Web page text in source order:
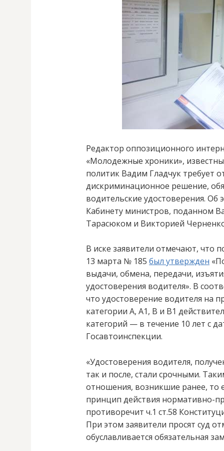
Редактор оппозиционного
«Молодежные хроники»,
политик Вадим Гладчук требует
дискриминационное решение,
водительские удостоверения. Об
Кабинету министров, поданном
Тарасюком и Викторией
В иске заявители отмечают, что
13 марта № 185 был утвержден
выдачи, обмена, передачи,
удостоверения водителя». В
что удостоверение водителя на
категории А, А1, В и В1
категорий — в течение 10 лет с
Госавтоинспекции.
«Удостоверения водителя,
так и после, стали срочными.
отношения, возникшие ранее, то
принцип действия нормативно-
противоречит ч.1 ст.58
При этом заявители просят суд
обуславливается обязательная